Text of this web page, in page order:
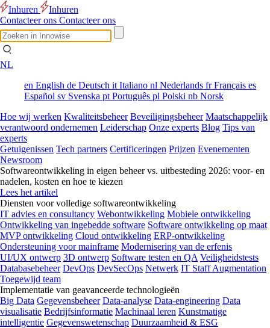
Inhuren
Inhuren
Contacteer ons Contacteer ons
NL
en English de Deutsch it Italiano nl Nederlands frFrançais es
Español sv Svenska pt Português pl Polski nb Norsk
Hoe wij werken Kwaliteitsbeheer Beveiligingsbeheer Maatschappelijk
verantwoord ondernemen Leiderschap Onze experts Blog Tips van
experts
Getuigenissen Tech partners Certificeringen Prijzen Evenementen
Newsroom
Softwareontwikkeling in eigen beheer vs. uitbesteding 2026: voor- en
nadelen, kosten en hoe te kiezen
Lees het artikel
Diensten voor volledige softwareontwikkeling
IT advies en consultancy Webontwikkeling Mobiele ontwikkeling
Ontwikkeling van ingebedde software Software ontwikkeling op maat
MVP ontwikkeling Cloud ontwikkeling ERP-ontwikkeling
Ondersteuning voor mainframe Modernisering van de erfenis
UI/UX ontwerp 3D ontwerp Software testen en QA Veiligheidstests
Databasebeheer DevOps DevSecOps Netwerk IT Staff Augmentation
Toegewijd team
Implementatie van geavanceerde technologieën
Big Data Gegevensbeheer Data-analyse Data-engineering Data
visualisatie Bedrijfsinformatie Machinaal leren Kunstmatige
intelligentie Gegevenswetenschap Duurzaamheid & ESG